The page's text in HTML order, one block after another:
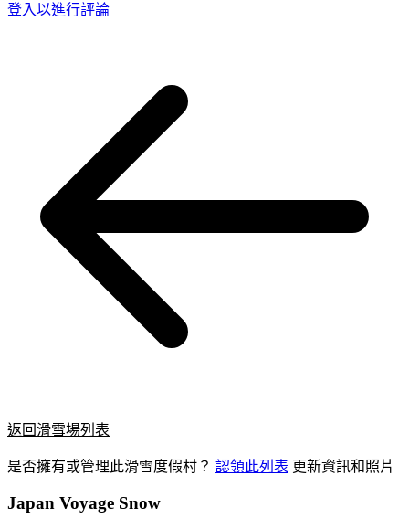
登入以進行評論
返回滑雪場列表
是否擁有或管理此滑雪度假村？ 認領此列表 更新資訊和照片
Japan Voyage Snow